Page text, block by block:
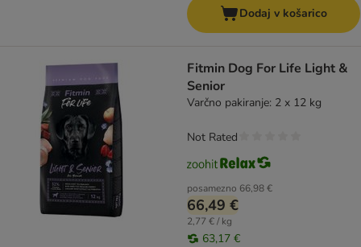
Dodaj v košarico
Fitmin Dog For Life Light &
Senior
Varčno pakiranje: 2 x 12 kg
posamezno 66,98 €
66,49 €
2,77 € / kg
63,17 €
Not Rated